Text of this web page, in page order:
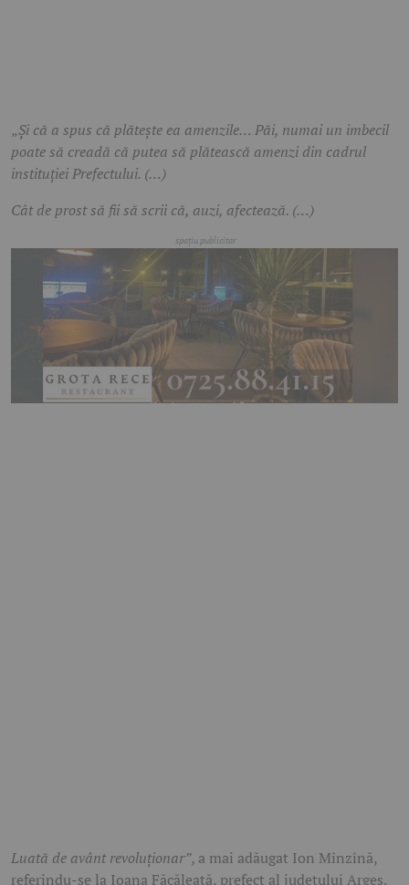
„Și că a spus că plătește ea amenzile… Păi, numai un imbecil
poate să creadă că putea să plătească amenzi din cadrul
instituției Prefectului. (…)
Cât de prost să fii să scrii că, auzi, afectează. (…)
Luată de avânt revoluționar”, a mai adăugat Ion Mînzînă,
referindu-se la Ioana Făcăleață, prefect al județului Argeș.